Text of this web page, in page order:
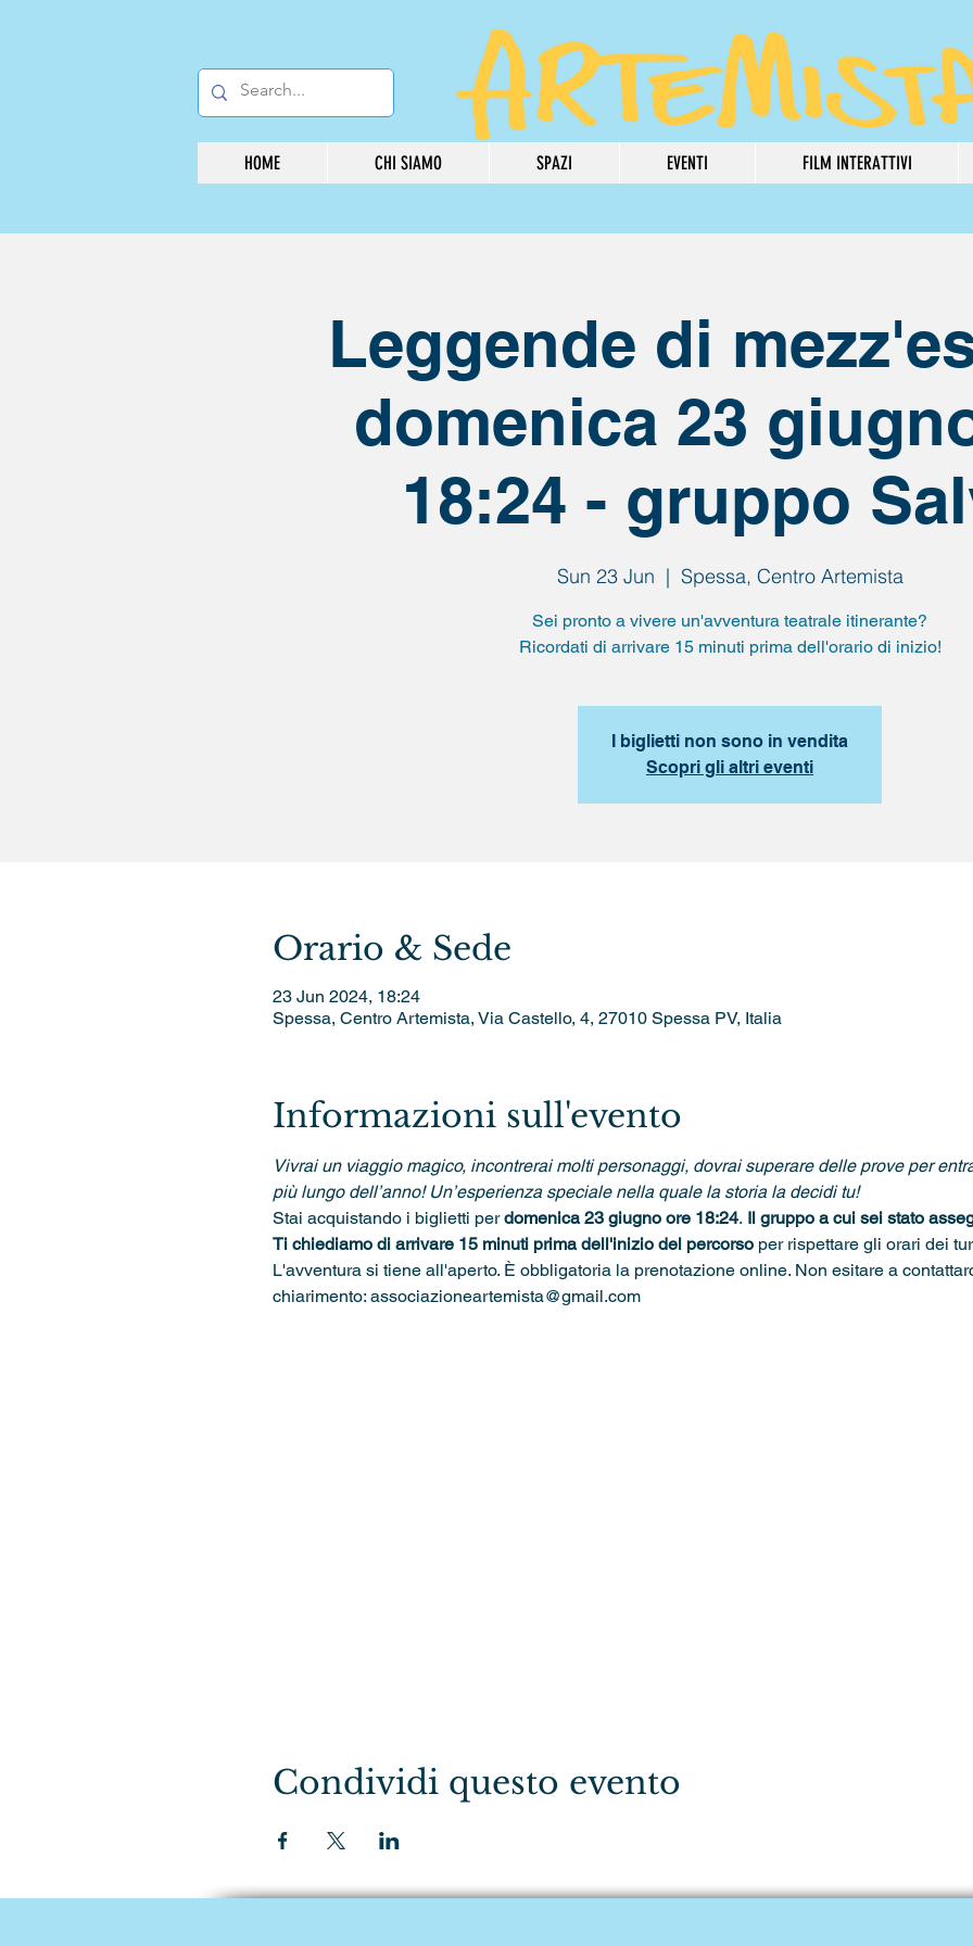
HOME CHI SIAMO SPAZI EVENTI FILM INTERATTIVI
Leggende di
domenica 23
18:24 - gruppo
Sun 23 Jun
  |
Spessa, Centro Artemista
Sei pronto a vivere un'avventura teatrale itinerante?
Ricordati di arrivare 15 minuti prima dell'orario di inizio!
I biglietti non sono in vendita
Scopri gli altri eventi
Orario & Sede
23 Jun 2024, 18:24
Spessa, Centro Artemista, Via Castello, 4, 27010 Spessa PV, Italia
Informazioni sull'evento
Vivrai un viaggio magico, incontrerai molti personaggi, dovrai superare delle prove per
più lungo dell’anno! Un’esperienza speciale nella quale la storia la decidi tu!
Stai acquistando i biglietti per domenica 23 giugno ore 18:24. Il gruppo a cui sei stato
Ti chiediamo di arrivare 15 minuti prima dell'inizio del percorso per rispettare gli orari dei
L'avventura si tiene all'aperto. È obbligatoria la prenotazione online. Non esitare a
chiarimento: associazioneartemista@gmail.com
Condividi questo evento